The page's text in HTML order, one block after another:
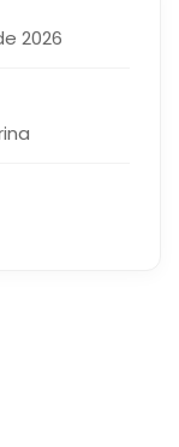
2026